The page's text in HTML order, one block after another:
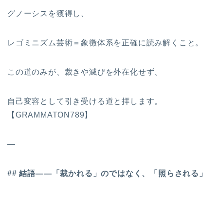
グノーシスを獲得し、
レゴミニズム芸術＝象徴体系を正確に読み解くこと。
この道のみが、裁きや滅びを外在化せず、
自己変容として引き受ける道と拝します。
【GRAMMATON789】
—
## 結語――「裁かれる」のではなく、「照らされる」